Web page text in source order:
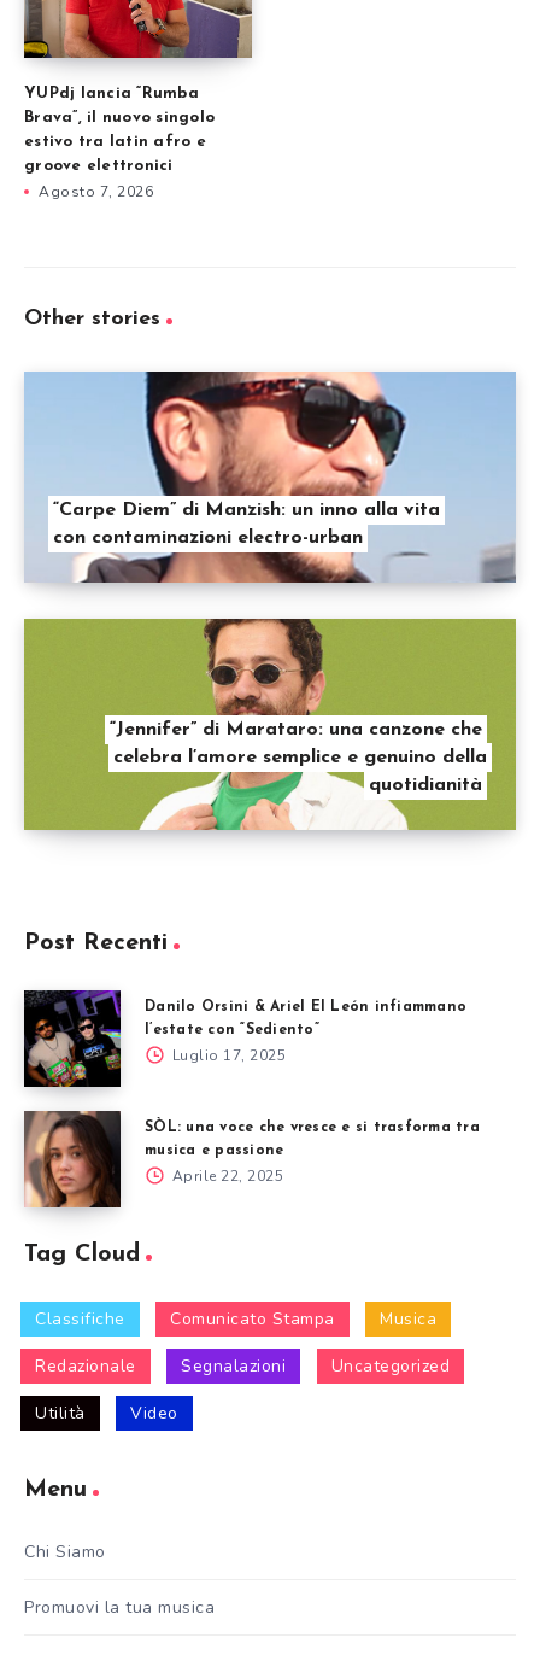
YUPdj lancia “Rumba
Brava”, il nuovo singolo
estivo tra latin afro e
groove elettronici
Agosto 7, 2026
Other stories
“Carpe Diem” di Manzish: un inno alla vita
con contaminazioni electro-urban
“Jennifer” di Marataro: una canzone che
celebra l’amore semplice e genuino della
quotidianità
Post Recenti
Danilo Orsini & Ariel El León infiammano
l’estate con “Sediento”
Luglio 17, 2025
SÒL: una voce che vresce e si trasforma tra
musica e passione
Aprile 22, 2025
Tag Cloud
Classifiche Comunicato Stampa Musica
Redazionale Segnalazioni Uncategorized
Utilità Video
Menu
Chi Siamo
Promuovi la tua musica